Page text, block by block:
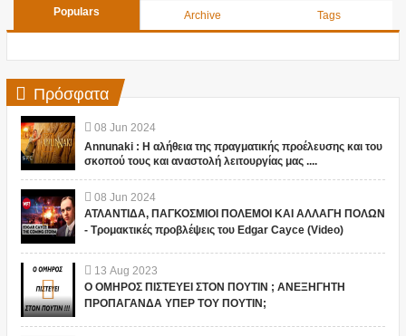
Populars Archive Tags
Πρόσφατα
08 Jun 2024
Annunaki : Η αλήθεια της πραγματικής προέλευσης και του
σκοπού τους και αναστολή λειτουργίας μας ....
08 Jun 2024
ΑΤΛΑΝΤΙΔΑ, ΠΑΓΚΟΣΜΙΟΙ ΠΟΛΕΜΟΙ ΚΑΙ ΑΛΛΑΓΗ ΠΟΛΩΝ
- Τρομακτικές προβλέψεις του Edgar Cayce (Video)
13 Aug 2023
Ο ΟΜΗΡΟΣ ΠΙΣΤΕΥΕΙ ΣΤΟΝ ΠΟΥΤΙΝ ; ΑΝΕΞΗΓΗΤΗ
ΠΡΟΠΑΓΑΝΔΑ ΥΠΕΡ ΤΟΥ ΠΟΥΤΙΝ;